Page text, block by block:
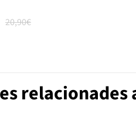
20,90€
relacionades